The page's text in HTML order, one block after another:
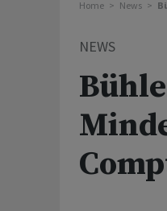
Home News
NEWS